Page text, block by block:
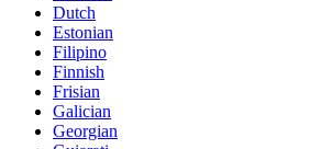
Dutch
Estonian
Filipino
Finnish
Frisian
Galician
Georgian